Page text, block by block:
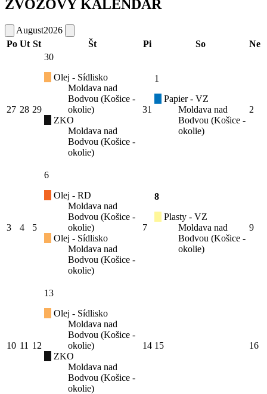
ZVOZOVÝ KALENDÁR
August2026
Po Ut St Št Pi So Ne
27 28 29
30
Olej - Sídlisko
Moldava nad
Bodvou (Košice -
okolie)
ZKO
Moldava nad
Bodvou (Košice -
okolie)
31
1
Papier - VZ
Moldava nad
Bodvou (Košice -
okolie)
2
3 4 5
6
Olej - RD
Moldava nad
Bodvou (Košice -
okolie)
Olej - Sídlisko
Moldava nad
Bodvou (Košice -
okolie)
7
8
Plasty - VZ
Moldava nad
Bodvou (Košice -
okolie)
9
10 11 12
13
Olej - Sídlisko
Moldava nad
Bodvou (Košice -
okolie)
ZKO
Moldava nad
Bodvou (Košice -
okolie)
14 15 16